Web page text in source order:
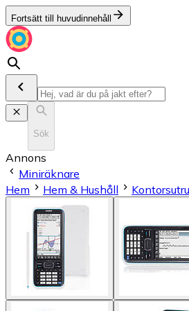
Fortsätt till huvudinnehåll
Sök
Annons
Miniräknare
Hem
Hem & Hushåll